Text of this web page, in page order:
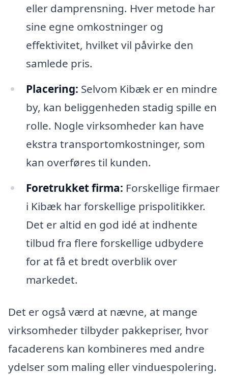
eller damprensning. Hver metode har
sine egne omkostninger og
effektivitet, hvilket vil påvirke den
samlede pris.
Placering: Selvom Kibæk er en mindre
by, kan beliggenheden stadig spille en
rolle. Nogle virksomheder kan have
ekstra transportomkostninger, som
kan overføres til kunden.
Foretrukket firma: Forskellige firmaer
i Kibæk har forskellige prispolitikker.
Det er altid en god idé at indhente
tilbud fra flere forskellige udbydere
for at få et bredt overblik over
markedet.
Det er også værd at nævne, at mange
virksomheder tilbyder pakkepriser, hvor
facaderens kan kombineres med andre
ydelser som maling eller vinduespolering.